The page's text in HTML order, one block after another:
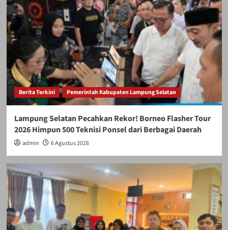
Berita Terkini Pemerintah Kabupaten Lampung Selatan
Lampung Selatan Pecahkan Rekor! Borneo Flasher Tour
2026 Himpun 500 Teknisi Ponsel dari Berbagai Daerah
admin 6 Agustus 2026